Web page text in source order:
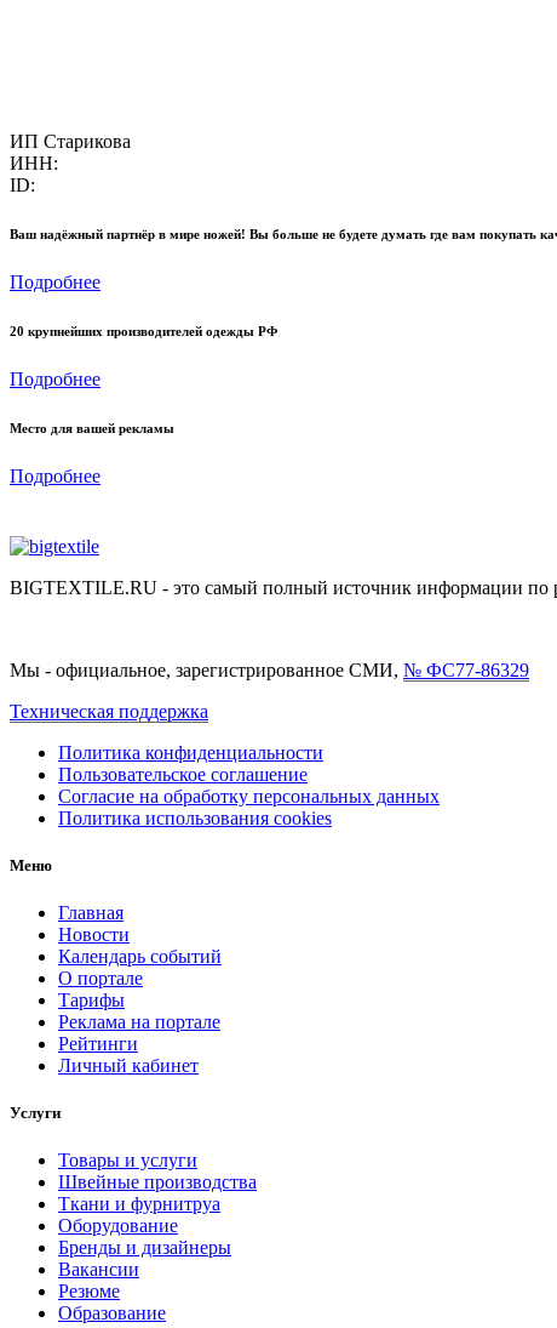
ИП Старикова
ИНН:
ID:
Ваш надёжный партнёр в мире ножей! Вы больше не будете думать где вам покупать
Подробнее
20 крупнейших производителей одежды РФ
Подробнее
Место для вашей рекламы
Подробнее
BIGTEXTILE.RU - это самый полный источник информации по
Мы - официальное, зарегистрированное СМИ, № ФС77-86329
Техническая поддержка
Политика конфиденциальности
Пользовательское соглашение
Согласие на обработку персональных данных
Политика использования cookies
Меню
Главная
Новости
Календарь событий
О портале
Тарифы
Реклама на портале
Рейтинги
Личный кабинет
Услуги
Товары и услуги
Швейные производства
Ткани и фурнитруа
Оборудование
Бренды и дизайнеры
Вакансии
Резюме
Образование